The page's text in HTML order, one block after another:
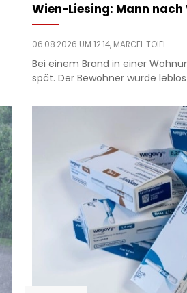
Wien-Liesing: Mann
06.08.2026 UM 12:14, MARCEL TOIFL
Bei einem Brand in einer
spät. Der Bewohner wurde